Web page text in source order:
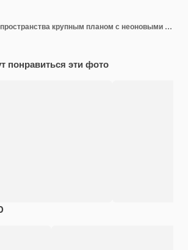
Схема киберпространства крупным планом с неоновыми огнями
понравиться эти фото